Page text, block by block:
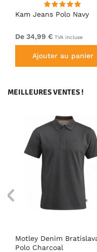
Kam Jeans Polo Navy
De 34,99 € TVA incluse
Ajouter au panier
MEILLEURES VENTES !
Motley Denim
Polo Charcoal